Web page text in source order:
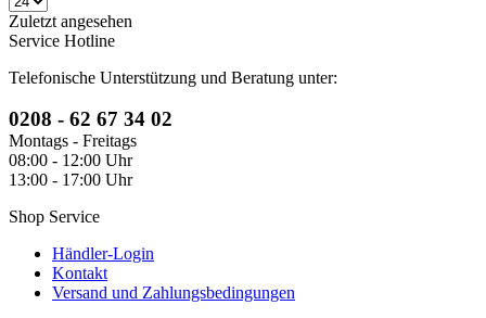
Zuletzt angesehen
Service Hotline
Telefonische Unterstützung und Beratung unter:
0208 - 62 67 34 02
Montags - Freitags
08:00 - 12:00 Uhr
13:00 - 17:00 Uhr
Shop Service
Händler-Login
Kontakt
Versand und Zahlungsbedingungen